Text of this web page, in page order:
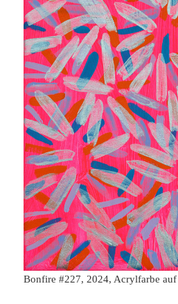
Bonfire #227, 2024, Acrylfarbe